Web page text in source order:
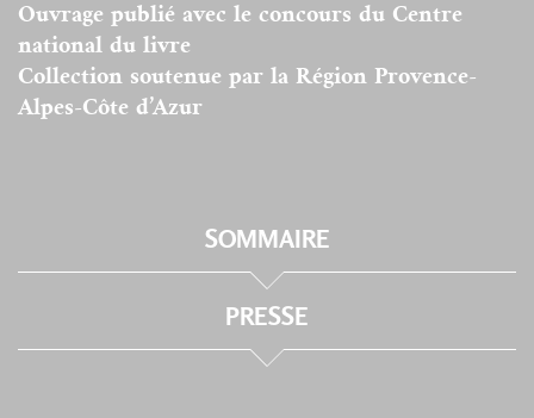
Ouvrage publié avec le concours du Centre
national du livre
Collection soutenue par la Région Provence-
Alpes-Côte d’Azur
SOMMAIRE
PRESSE